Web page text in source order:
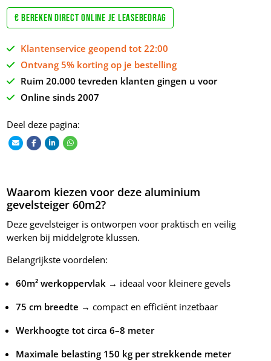
€ Bereken direct online je leasebedrag
Klantenservice geopend tot 22:00
Ontvang 5% korting op je bestelling
Ruim 20.000 tevreden klanten gingen u voor
Online sinds 2007
Deel deze pagina:
Waarom kiezen voor deze aluminium
gevelsteiger 60m2?
Deze gevelsteiger is ontworpen voor praktisch en veilig
werken bij middelgrote klussen.
Belangrijkste voordelen:
60m² werkoppervlak → ideaal voor kleinere gevels
75 cm breedte → compact en efficiënt inzetbaar
Werkhoogte tot circa 6–8 meter
Maximale belasting 150 kg per strekkende meter